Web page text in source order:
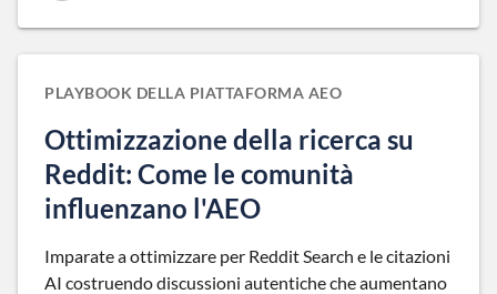
PLAYBOOK DELLA PIATTAFORMA AEO
Ottimizzazione della ricerca su
Reddit: Come le comunità
influenzano l'AEO
Imparate a ottimizzare per Reddit Search e le citazioni
AI costruendo discussioni autentiche che aumentano